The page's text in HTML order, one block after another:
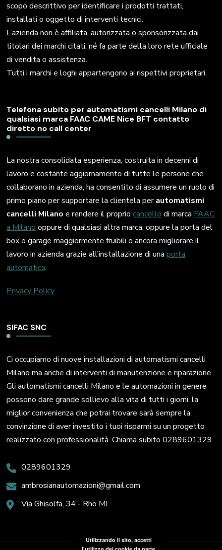
scopo descrittivo per identificare i prodotti trattati,
installati o oggetto di interventi tecnici.
L’azienda non è affiliata, autorizzata o sponsorizzata dai
titolari dei marchi citati, né fa parte della loro rete ufficiale
di vendita o assistenza.
Tutti i marchi e loghi appartengono ai rispettivi proprietari.
Telefona subito per automatismi cancelli Milano di
qualsiasi marca FAAC CAME Nice BFT contatto
diretto no call center
La nostra consolidata esperienza, costruita in decenni di
lavoro e costante aggiornamento di tutte le persone che
collaborano in azienda, ha consentito di assumere un ruolo di
primo piano per supportare la clientela perautomatismi
cancelli Milano e rendere il propriocancellodi marcaFAAC
a Milanooppure di qualsiasi altra marca, oppure la porta del
box o garage maggiormente fruibili o ancora migliorare il
lavoro in azienda grazie all’installazione di unaporta
automatica.
Privacy Policy
SIFAC SNC
Ci occupiamo di nuove installazioni di automatismi cancelli
Milano ma anche di interventi di manutenzione e riparazione.
Gli automatismi cancelli Milano e le automazioni in genere
possono dare grande sollievo alla vita di tutti i giorni; la
miglior convenienza che potrai trovare sarà sempre la
convinzione di aver investito i tuoi risparmi su un progetto
realizzato con professionalità. Chiama subito 0289601329
0289601329
ambrosianautomazioni@gmail.com
Via Ghisolfa, 34 - Rho MI
Utilizzando il sito, accetti